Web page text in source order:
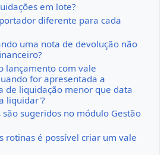
em lote?
diferente para cada
uma nota de devolução não
lançamento com vale
for apresentada a
de liquidação menor que data
liquidar'?
sugeridos no módulo Gestão
rotinas é possível criar um vale